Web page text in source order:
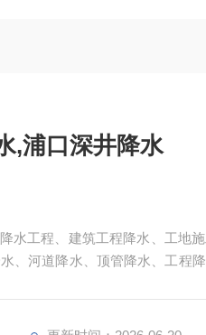
,浦口深井降水
水工程、建筑工程降水、工地
、河道降水、顶管降水、工程